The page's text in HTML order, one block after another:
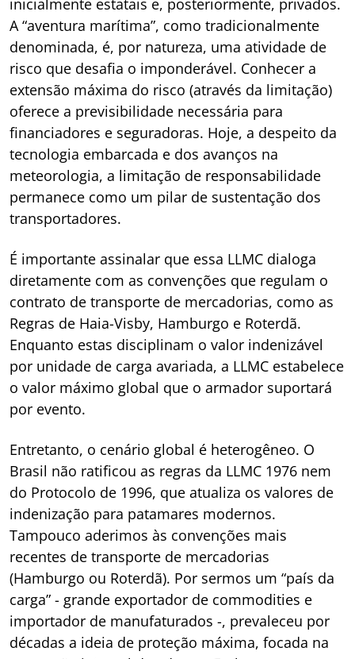
inicialmente estatais e, posteriormente, privados.
A “aventura marítima”, como tradicionalmente
denominada, é, por natureza, uma atividade de
risco que desafia o imponderável. Conhecer a
extensão máxima do risco (através da limitação)
oferece a previsibilidade necessária para
financiadores e seguradoras. Hoje, a despeito da
tecnologia embarcada e dos avanços na
meteorologia, a limitação de responsabilidade
permanece como um pilar de sustentação dos
transportadores.
É importante assinalar que essa LLMC dialoga
diretamente com as convenções que regulam o
contrato de transporte de mercadorias, como as
Regras de Haia-Visby, Hamburgo e Roterdã.
Enquanto estas disciplinam o valor indenizável
por unidade de carga avariada, a LLMC estabelece
o valor máximo global que o armador suportará
por evento.
Entretanto, o cenário global é heterogêneo. O
Brasil não ratificou as regras da LLMC 1976 nem
do Protocolo de 1996, que atualiza os valores de
indenização para patamares modernos.
Tampouco aderimos às convenções mais
recentes de transporte de mercadorias
(Hamburgo ou Roterdã). Por sermos um “país da
carga” - grande exportador de commodities e
importador de manufaturados -, prevaleceu por
décadas a ideia de proteção máxima, focada na